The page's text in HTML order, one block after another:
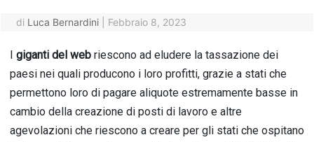
di Luca Bernardini Febbraio 8, 2023
I giganti del web riescono ad eludere la tassazione dei
paesi nei quali producono i loro profitti, grazie a stati che
permettono loro di pagare aliquote estremamente basse in
cambio della creazione di posti di lavoro e altre
agevolazioni che riescono a creare per gli stati che ospitano